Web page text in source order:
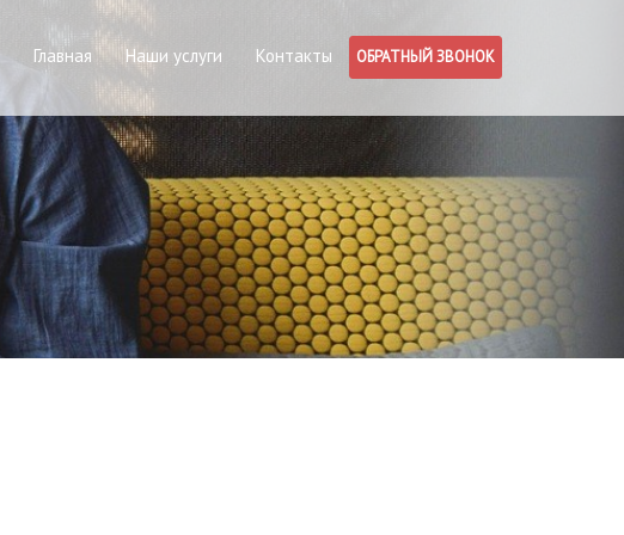
ОБРАТНЫЙ ЗВОНОК
Главная Наши услуги Контакты